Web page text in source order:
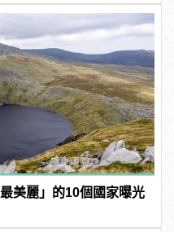
美麗」的10個國家曝光